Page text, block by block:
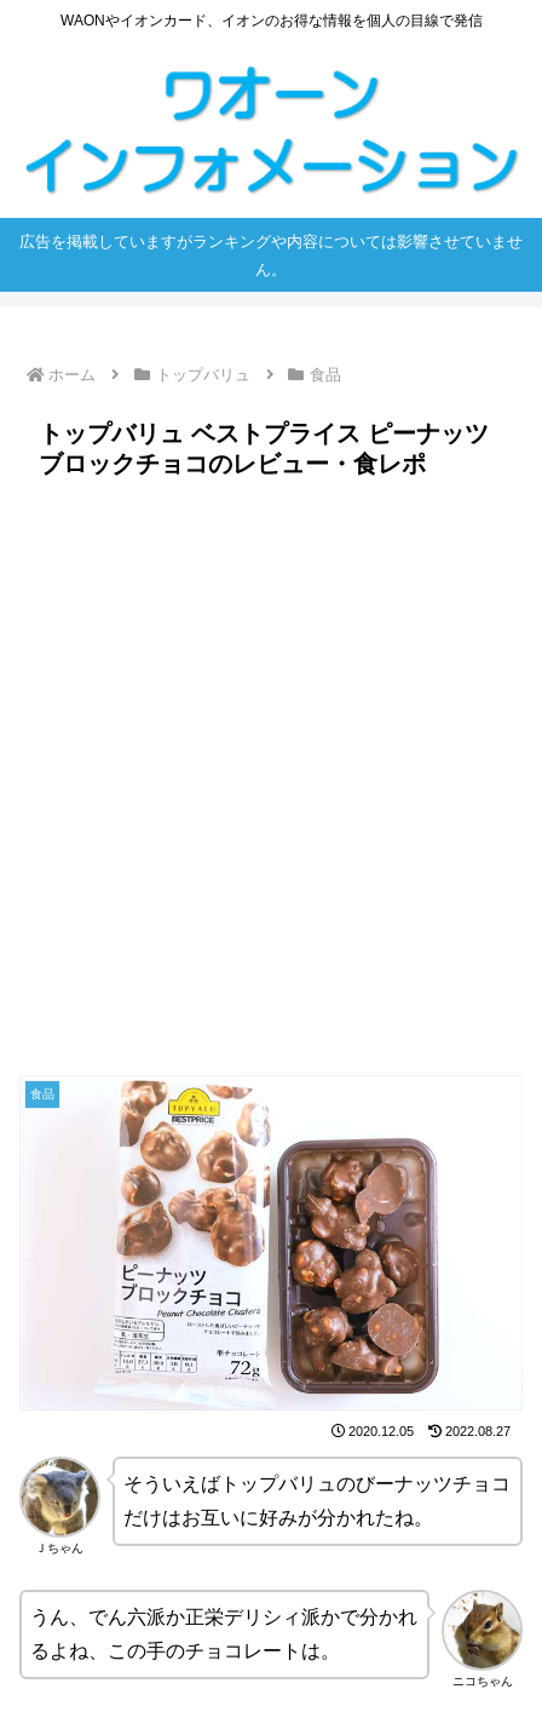
WAONやイオンカード、イオンのお得な情報を個人の目線で発信
広告を掲載していますがランキングや内容については影響させていませ
ん。
ホーム トップバリュ 食品
トップバリュ ベストプライス ピーナッツ
ブロックチョコのレビュー・食レポ
食品
2020.12.05 2022.08.27
Ｊちゃん
そういえばトップバリュのびーナッツチョコ
だけはお互いに好みが分かれたね。
ニコちゃん
うん、でん六派か正栄デリシィ派かで分かれ
るよね、この手のチョコレートは。